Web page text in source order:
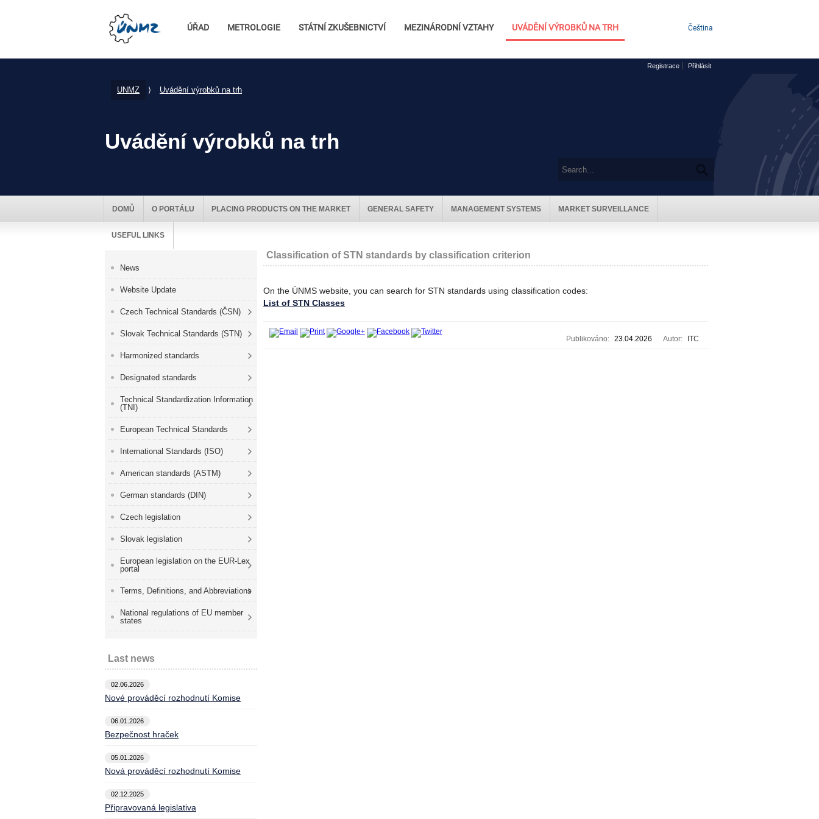
ÚŘAD METROLOGIE STÁTNÍ ZKUŠEBNICTVÍ MEZINÁRODNÍ VZTAHY UVÁDĚNÍ VÝROBKŮ NA TRH Čeština
Registrace Přihlásit
UNMZ ⟩ Uvádění výrobků na trh
Uvádění výrobků na trh
DOMŮ O PORTÁLU PLACING PRODUCTS ON THE MARKET GENERAL SAFETY MANAGEMENT SYSTEMS MARKET SURVEILLANCE
USEFUL LINKS
News
Website Update
Czech Technical Standards (ČSN)
Slovak Technical Standards (STN)
Harmonized standards
Designated standards
Technical Standardization Information
(TNI)
European Technical Standards
International Standards (ISO)
American standards (ASTM)
German standards (DIN)
Czech legislation
Slovak legislation
European legislation on the EUR-Lex
portal
Terms, Definitions, and Abbreviations
National regulations of EU member
states
Last news
02.06.2026
Nové prováděcí rozhodnutí Komise
06.01.2026
Bezpečnost hraček
05.01.2026
Nová prováděcí rozhodnutí Komise
02.12.2025
Připravovaná legislativa
Classification of STN standards by classification criterion
On the ÚNMS website, you can search for STN standards using classification codes:
List of STN Classes
Publikováno: 23.04.2026 Autor: ITC